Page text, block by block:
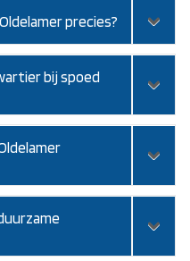
precies?
bij spoed